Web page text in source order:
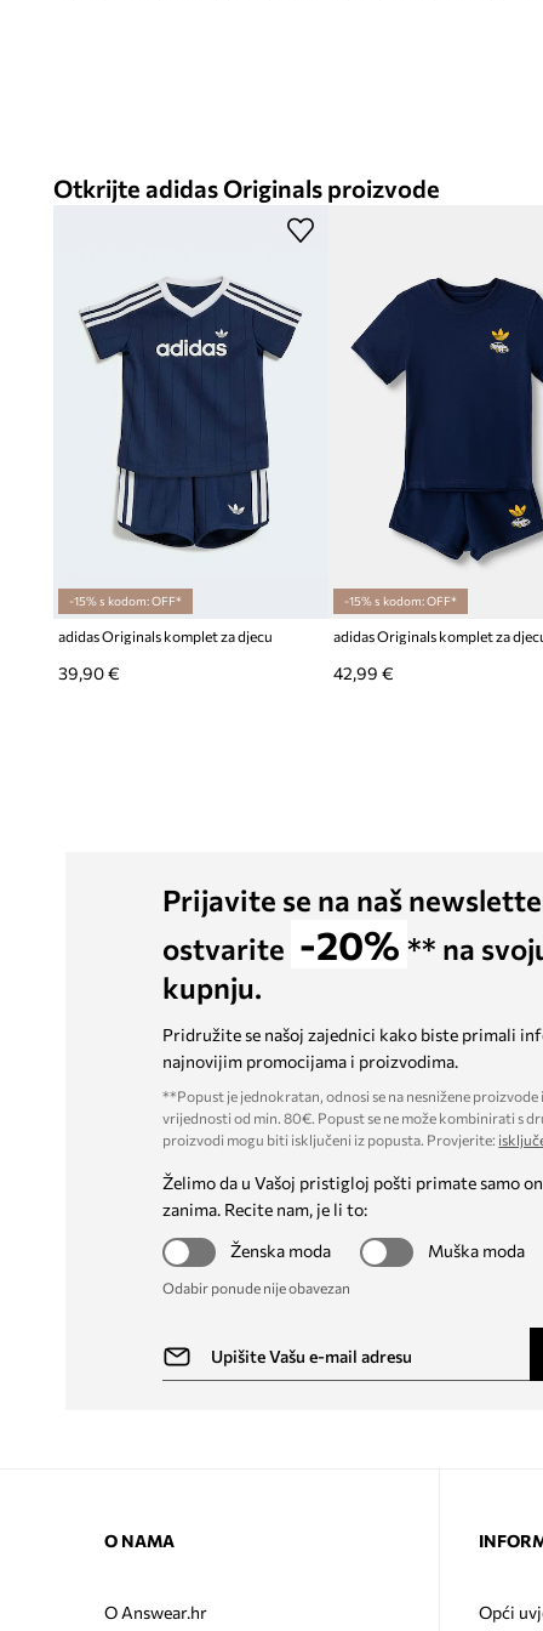
Otkrijte adidas Originals proizvode
-15% s kodom: OFF*
adidas Originals komplet za djecu
39,90 €
-15% s kodom: OFF*
42,99 €
Prijavite se na naš
ostvarite -20% ** na
kupnju.
Pridružite se našoj zajednici kako biste primali
najnovijim promocijama i proizvodima.
**Popust je jednokratan, odnosi se na nesnižene proizvode
vrijednosti od min. 80€. Popust se ne može kombinirati s
proizvodi mogu biti isključeni iz popusta. Provjerite:
Želimo da u Vašoj pristigloj pošti primate samo
zanima. Recite nam, je li to:
Ženska moda
Muška moda
Odabir ponude nije obavezan
O NAMA
O Answear.hr Opći